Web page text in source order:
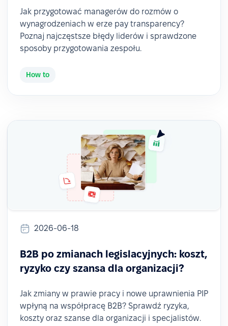
Jak przygotować managerów do rozmów o
wynagrodzeniach w erze pay transparency?
Poznaj najczęstsze błędy liderów i sprawdzone
sposoby przygotowania zespołu.
How to
2026-06-18
B2B po zmianach legislacyjnych: koszt,
ryzyko czy szansa dla organizacji?
Jak zmiany w prawie pracy i nowe uprawnienia PIP
wpłyną na współpracę B2B? Sprawdź ryzyka,
koszty oraz szanse dla organizacji i specjalistów.